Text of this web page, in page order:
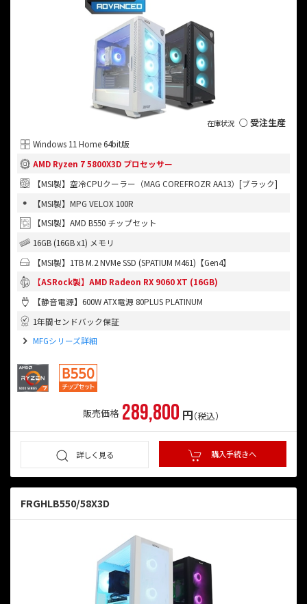
○ 受注生産
Windows 11 Home 64bit版
AMD Ryzen 7 5800X3D プロセッサー
【MSI製】空冷CPUクーラー（MAG COREFROZR AA13）[ブラック]
【MSI製】MPG VELOX 100R
【MSI製】AMD B550 チップセット
16GB (16GB x1) メモリ
【MSI製】1TB M.2 NVMe SSD (SPATIUM M461)【Gen4】
【ASRock製】AMD Radeon RX 9060 XT (16GB)
【静音電源】600W ATX電源 80PLUS PLATINUM
1年間センドバック保証
MFGシリーズ詳細
販売価格 289,800 円（税込）
詳しく見る 購入手続きへ
FRGHLB550/58X3D